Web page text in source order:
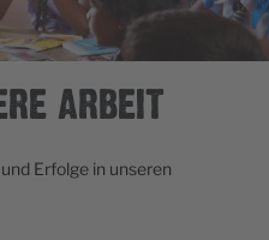
ARBEIT
Erfolge in unseren